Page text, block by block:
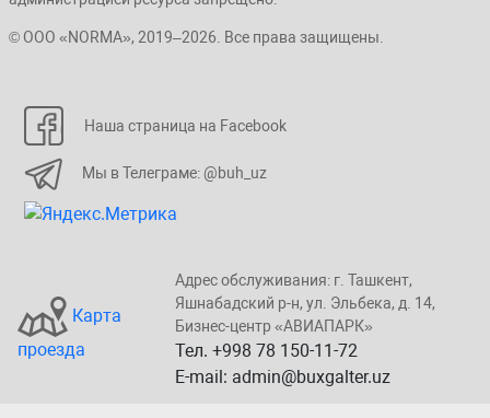
© ООО «NORMA», 2019–2026. Все права защищены.
Наша страница на Facebook
Мы в Телеграме: @buh_uz
Карта
проезда
Адрес обслуживания: г. Taшкент,
Яшнaбaдский p-н, yл. Эльбeка, д. 14,
Бизнеc-центp «ABИАПAPК»
Тел. +998 78 150-11-72
E-mail: admin@buxgalter.uz